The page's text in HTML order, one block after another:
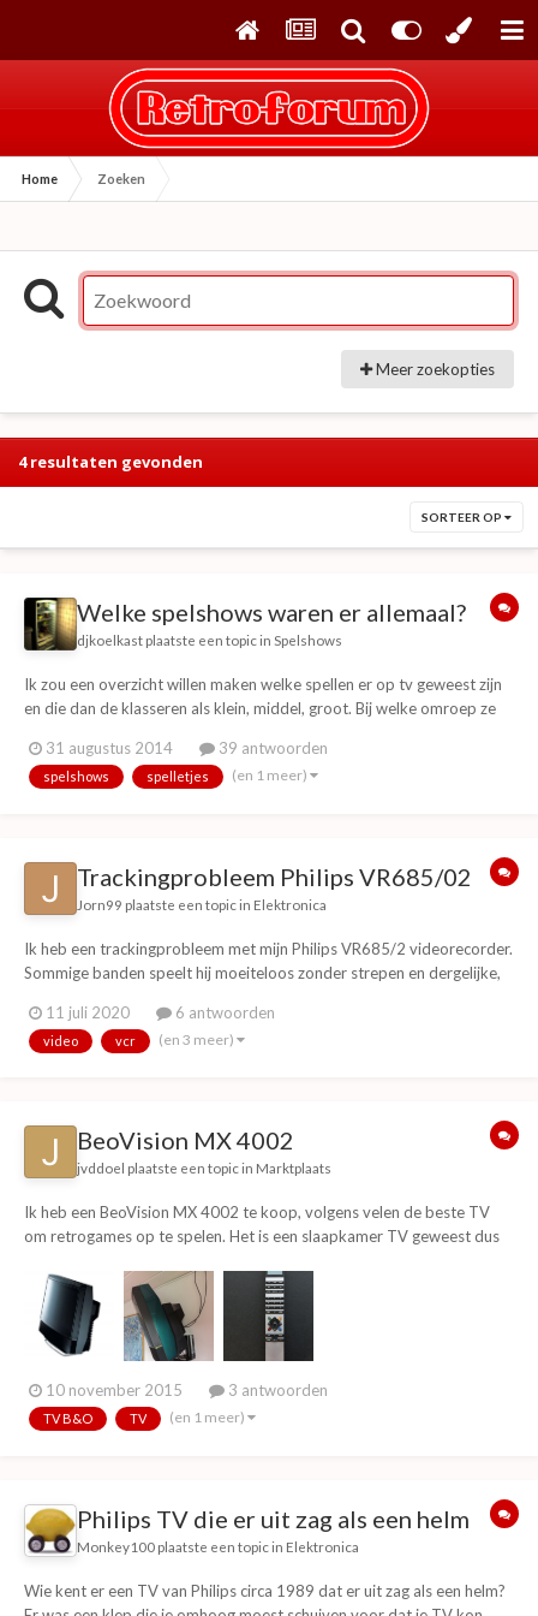
Home Zoeken
Meer zoekopties
4 resultaten gevonden
SORTEER OP
Welke spelshows waren er allemaal?
djkoelkast plaatste een topic in Spelshows
Ik zou een overzicht willen maken welke spellen er op tv geweest zijn
en die dan de klasseren als klein, middel, groot. Bij welke omroep ze
kunnen wat mij betreft gewoon beginnen met het oplepelen van
spellen en alle info die je daa...
31 augustus 2014 39 antwoorden
spelshows spelletjes (en 1 meer)
Trackingprobleem Philips VR685/02
Jorn99 plaatste een topic in Elektronica
Ik heb een trackingprobleem met mijn Philips VR685/2 videorecorder.
Sommige banden speelt hij moeiteloos zonder strepen en dergelijke,
wél deden) krijg ik geen beeld op mijn scherm. Weten jullie hoe ik dit
kan oplossen? Ik...
11 juli 2020 6 antwoorden
video vcr (en 3 meer)
BeoVision MX 4002
jvddoel plaatste een topic in Marktplaats
Ik heb een BeoVision MX 4002 te koop, volgens velen de beste TV
om retrogames op te spelen. Het is een slaapkamer TV geweest dus
de muur te hangen. Hij komt ook kompleet met de bekende BEO 4
afstandsbediening voor BeoLink sy...
10 november 2015 3 antwoorden
TV B&O TV (en 1 meer)
Philips TV die er uit zag als een helm
Monkey100 plaatste een topic in Elektronica
Wie kent er een TV van Philips circa 1989 dat er uit zag als een helm?